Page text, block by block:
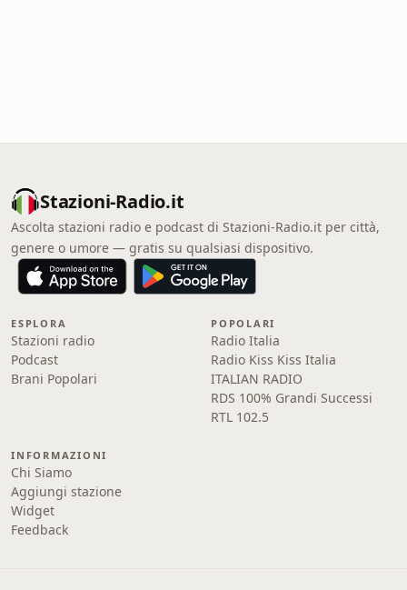
Stazioni-Radio.it
Ascolta stazioni radio e podcast di Stazioni-Radio.it per città,
genere o umore — gratis su qualsiasi dispositivo.
ESPLORA
Stazioni radio
Podcast
Brani Popolari
POPOLARI
Radio Italia
Radio Kiss Kiss Italia
ITALIAN RADIO
RDS 100% Grandi Successi
RTL 102.5
INFORMAZIONI
Chi Siamo
Aggiungi stazione
Widget
Feedback